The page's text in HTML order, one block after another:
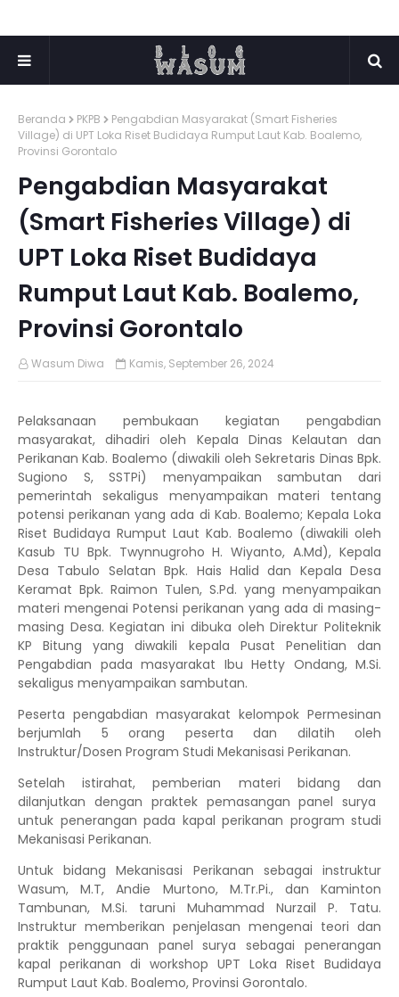
Beranda PKPB
Pengabdian Masyarakat (Smart Fisheries
Village) di UPT Loka Riset Budidaya Rumput Laut Kab. Boalemo,
Provinsi Gorontalo
Pengabdian Masyarakat
(Smart Fisheries Village) di
UPT Loka Riset Budidaya
Rumput Laut Kab. Boalemo,
Provinsi Gorontalo
Wasum Diwa Kamis, September 26, 2024
Pelaksanaan pembukaan kegiatan pengabdian
masyarakat, dihadiri oleh Kepala Dinas Kelautan dan
Perikanan Kab. Boalemo (diwakili oleh Sekretaris Dinas Bpk.
Sugiono S, SSTPi) menyampaikan sambutan dari
pemerintah sekaligus menyampaikan materi tentang
potensi perikanan yang ada di Kab. Boalemo; Kepala Loka
Riset Budidaya Rumput Laut Kab. Boalemo (diwakili oleh
Kasub TU Bpk. Twynnugroho H. Wiyanto, A.Md), Kepala
Desa Tabulo Selatan Bpk. Hais Halid dan Kepala Desa
Keramat Bpk. Raimon Tulen, S.Pd. yang menyampaikan
materi mengenai Potensi perikanan yang ada di masing-
masing Desa. Kegiatan ini dibuka oleh Direktur Politeknik
KP Bitung yang diwakili kepala Pusat Penelitian dan
Pengabdian pada masyarakat Ibu Hetty Ondang, M.Si.
sekaligus menyampaikan sambutan.
Peserta pengabdian masyarakat kelompok Permesinan
berjumlah 5 orang peserta dan dilatih oleh
Instruktur/Dosen Program Studi Mekanisasi Perikanan.
Setelahistirahat, pemberian materi bidang dan
dilanjutkan dengan praktek pemasangan panel surya
untuk penerangan pada kapal perikanan program studi
Mekanisasi Perikanan.
Untuk bidang Mekanisasi Perikanan sebagai instruktur
Wasum, M.T, Andie Murtono, M.Tr.Pi., dan Kaminton
Tambunan, M.Si. taruni Muhammad Nurzail P. Tatu.
Instruktur memberikan penjelasan mengenai teori dan
praktik penggunaan panel surya sebagai penerangan
kapal perikanan di workshop UPT Loka Riset Budidaya
Rumput Laut Kab. Boalemo, Provinsi Gorontalo.